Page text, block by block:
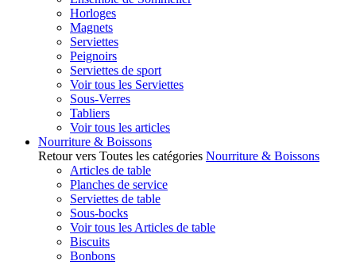
Horloges
Magnets
Serviettes
Peignoirs
Serviettes de sport
Voir tous les Serviettes
Sous-Verres
Tabliers
Voir tous les articles
Nourriture & Boissons
Retour vers Toutes les catégories Nourriture & Boissons
Articles de table
Planches de service
Serviettes de table
Sous-bocks
Voir tous les Articles de table
Biscuits
Bonbons